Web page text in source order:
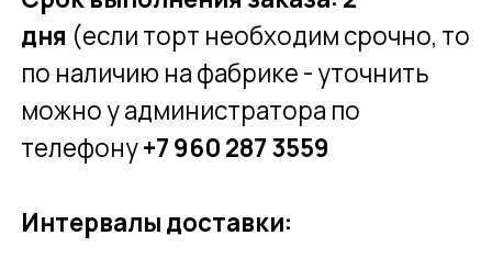
О ФАБРИКЕ
Мы производим джелато в Санкт-
Петербурге, соблюдая
классические итальянские
технологии и используя отборные
ингредиенты — так, как это делают